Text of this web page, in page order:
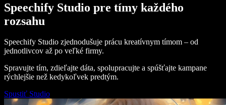
Speechify Studio pre tímy každého
rozsahu
Speechify Studio zjednodušuje prácu kreatívnym tímom – od
jednotlivcov až po veľké firmy.
Spravujte tím, zdieľajte dáta, spolupracujte a spúšťajte kampane
rýchlejšie než kedykoľvek predtým.
Spustiť Studio